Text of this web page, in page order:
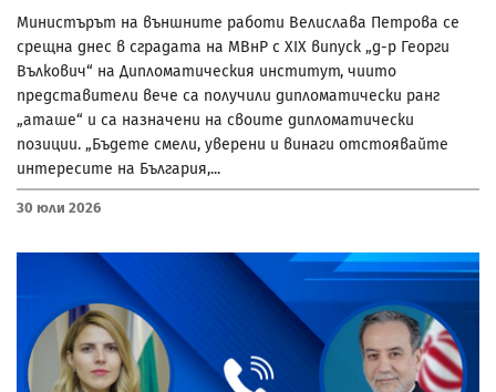
Министърът на външните работи Велислава Петрова се
срещна днес в сградата на МВнР с XIX випуск „д-р Георги
Вълкович“ на Дипломатическия институт, чиито
представители вече са получили дипломатически ранг
„аташе“ и са назначени на своите дипломатически
позиции. „Бъдете смели, уверени и винаги отстоявайте
интересите на България,...
30 Юли 2026